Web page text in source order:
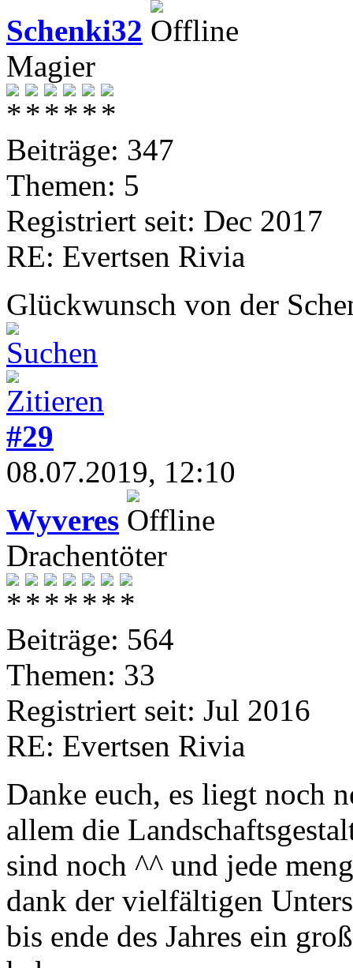
Schenki32
Magier
Beiträge: 347
Themen: 5
Registriert seit: Dec 2017
RE: Evertsen Rivia
Glückwunsch von der
#29
08.07.2019, 12:10
Wyveres
Drachentöter
Beiträge: 564
Themen: 33
Registriert seit: Jul 2016
RE: Evertsen Rivia
Danke euch, es liegt noch
allem die
sind noch ^^ und jede
dank der vielfältigen
bis ende des Jahres ein